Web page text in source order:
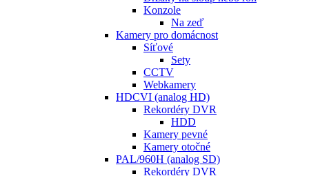
Konzole
Na zeď
Kamery pro domácnost
Síťové
Sety
CCTV
Webkamery
HDCVI (analog HD)
Rekordéry DVR
HDD
Kamery pevné
Kamery otočné
PAL/960H (analog SD)
Rekordéry DVR